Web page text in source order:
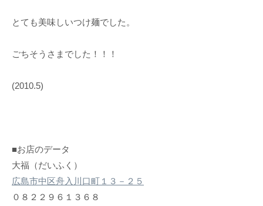
とても美味しいつけ麺でした。
ごちそうさまでした！！！
(2010.5)
■お店のデータ
大福（だいふく）
広島市中区舟入川口町１３－２５
０８２２９６１３６８